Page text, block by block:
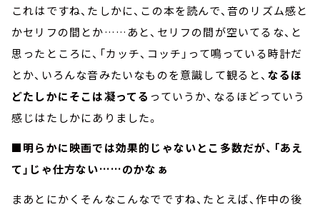
これはですね、たしかに、この本を読んで、音のリズム感と
かセリフの間とか……あと、セリフの間が空いてるな、と
思ったところに、「カッチ、コッチ」って鳴っている時計だ
とか、いろんな音みたいなものを意識して観ると、 なるほ
どたしかにそこは凝ってる っていうか、なるほどっていう
感じはたしかにありました。
■明らかに映画では効果的じゃないとこ多数だが、「あえ
て」じゃ仕方ない……のかなぁ
まあとにかくそんなこんなでですね、たとえば、作中の後